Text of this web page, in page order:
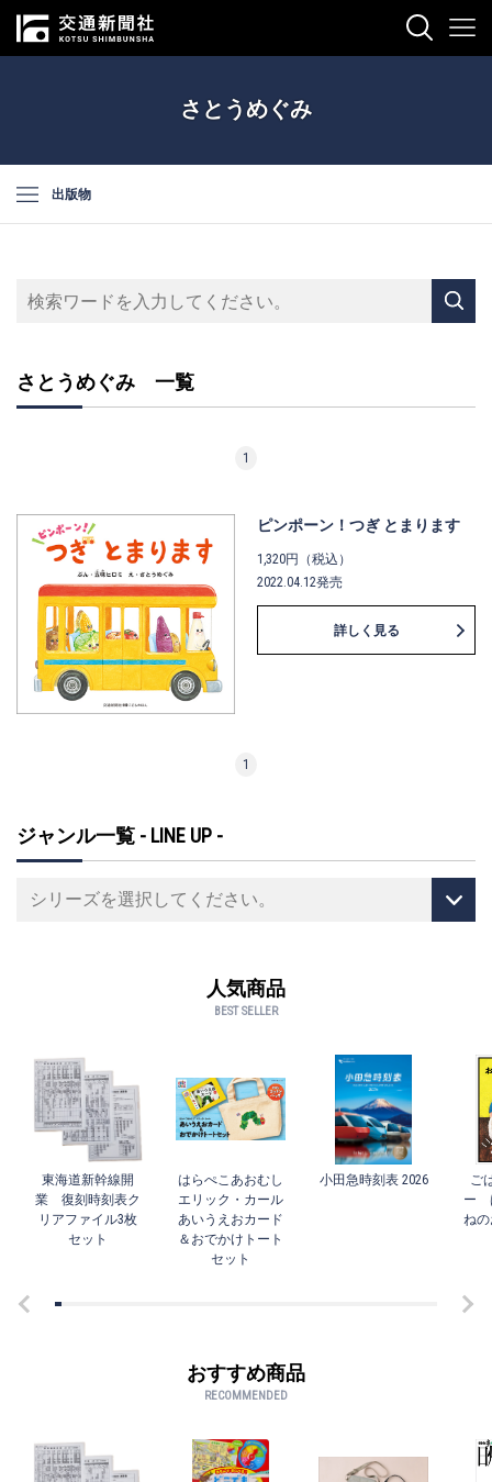
さとうめぐみ
出版物
さとうめぐみ 一覧
1
ピンポーン！つぎ とまります
1,320円（税込）
2022.04.12発売
詳しく見る
1
ジャンル一覧 - LINE UP -
人気商品
BEST SELLER
東海道新幹線開
業 復刻時刻表ク
リアファイル3枚
セット
はらぺこあおむし
エリック・カール
あいうえおカード
＆おでかけトート
セット
小田急時刻表 2026
ご
ー
ね
おすすめ商品
RECOMMENDED